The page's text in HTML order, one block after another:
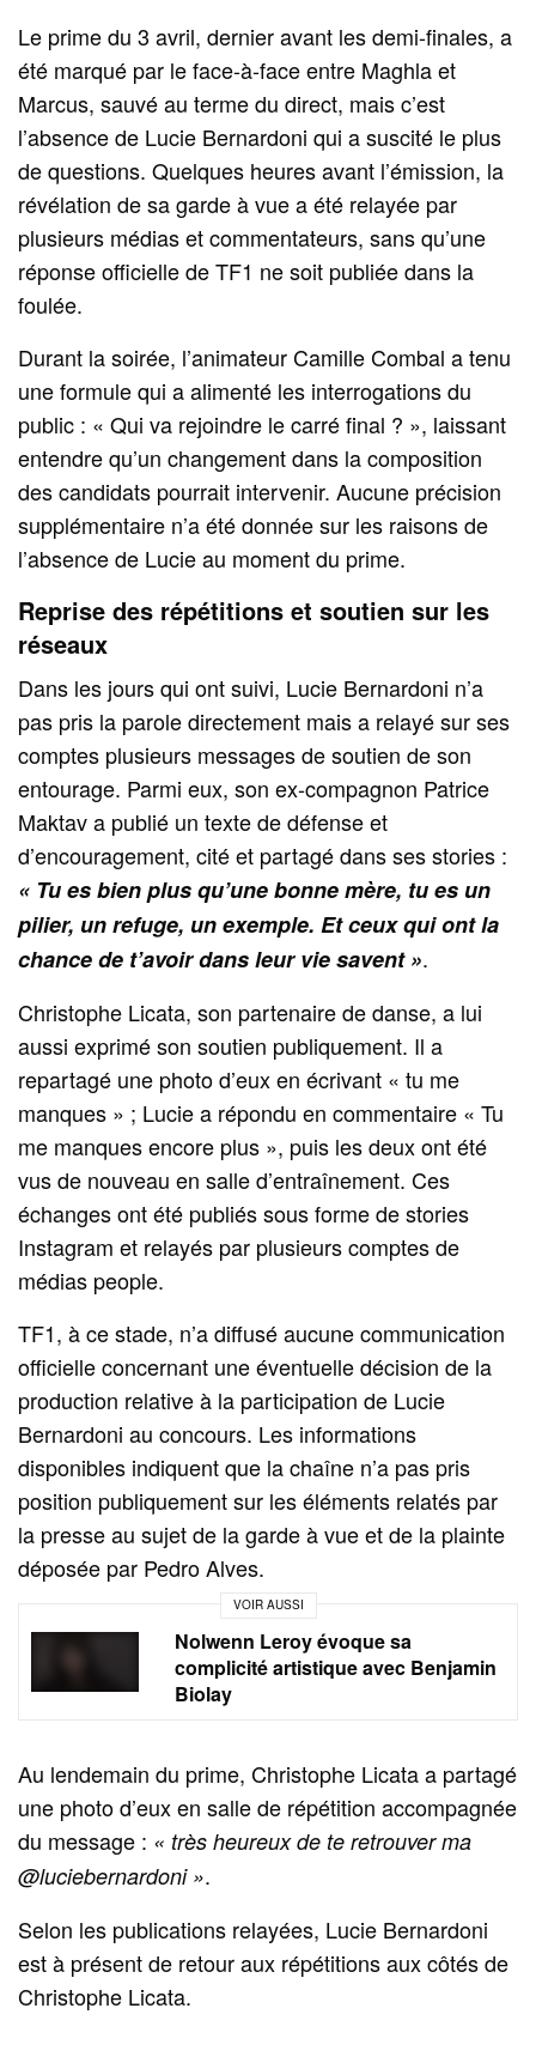
Le prime du 3 avril, dernier avant les demi-finales, a
été marqué par le face-à-face entre Maghla et
Marcus, sauvé au terme du direct, mais c’est
l’absence de Lucie Bernardoni qui a suscité le plus
de questions. Quelques heures avant l’émission, la
révélation de sa garde à vue a été relayée par
plusieurs médias et commentateurs, sans qu’une
réponse officielle de TF1 ne soit publiée dans la
foulée.
Durant la soirée, l’animateur Camille Combal a tenu
une formule qui a alimenté les interrogations du
public : « Qui va rejoindre le carré final ? », laissant
entendre qu’un changement dans la composition
des candidats pourrait intervenir. Aucune précision
supplémentaire n’a été donnée sur les raisons de
l’absence de Lucie au moment du prime.
Reprise des répétitions et soutien sur les
réseaux
Dans les jours qui ont suivi, Lucie Bernardoni n’a
pas pris la parole directement mais a relayé sur ses
comptes plusieurs messages de soutien de son
entourage. Parmi eux, son ex-compagnon Patrice
Maktav a publié un texte de défense et
d’encouragement, cité et partagé dans ses stories :
« Tu es bien plus qu’une bonne mère, tu es un
pilier, un refuge, un exemple. Et ceux qui ont la
chance de t’avoir dans leur vie savent ».
Christophe Licata, son partenaire de danse, a lui
aussi exprimé son soutien publiquement. Il a
repartagé une photo d’eux en écrivant « tu me
manques » ; Lucie a répondu en commentaire « Tu
me manques encore plus », puis les deux ont été
vus de nouveau en salle d’entraînement. Ces
échanges ont été publiés sous forme de stories
Instagram et relayés par plusieurs comptes de
médias people.
TF1, à ce stade, n’a diffusé aucune communication
officielle concernant une éventuelle décision de la
production relative à la participation de Lucie
Bernardoni au concours. Les informations
disponibles indiquent que la chaîne n’a pas pris
position publiquement sur les éléments relatés par
la presse au sujet de la garde à vue et de la plainte
déposée par Pedro Alves.
VOIR AUSSI
Nolwenn Leroy évoque sa
complicité artistique avec Benjamin
Biolay
Au lendemain du prime, Christophe Licata a partagé
une photo d’eux en salle de répétition accompagnée
du message : « très heureux de te retrouver ma
@luciebernardoni ».
Selon les publications relayées, Lucie Bernardoni
est à présent de retour aux répétitions aux côtés de
Christophe Licata.